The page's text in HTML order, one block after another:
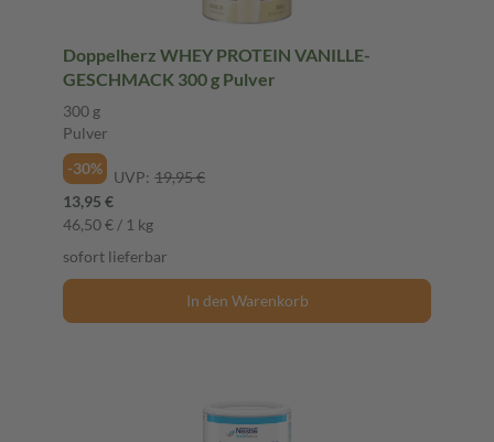
Doppelherz WHEY PROTEIN VANILLE-
GESCHMACK 300 g Pulver
300 g
Pulver
-30%
UVP: 19,95 €
13,95 €
46,50 € / 1 kg
sofort lieferbar
In den Warenkorb